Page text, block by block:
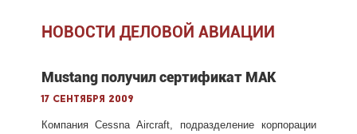
НОВОСТИ ДЕЛОВОЙ АВИАЦИИ
Mustang получил сертификат МАК
17 сентября 2009
Компания Cessna Aircraft, подразделение корпорации